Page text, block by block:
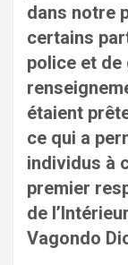
dans notre
certains
police et de
étaient
ce qui a
individus à
premier
de
Vagondo